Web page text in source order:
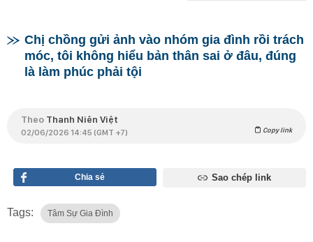
Chị chồng gửi ảnh vào nhóm gia đình rồi trách
móc, tôi không hiểu bản thân sai ở đâu, đúng
là làm phúc phải tội
Theo Thanh Niên Việt
02/06/2026 14:45 (GMT +7) Copy link
Chia sẻ Sao chép link
Tags: Tâm Sự Gia Đình